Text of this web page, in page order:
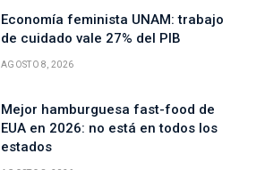
Economía feminista UNAM: trabajo
de cuidado vale 27% del PIB
AGOSTO 8, 2026
Mejor hamburguesa fast-food de
EUA en 2026: no está en todos los
estados